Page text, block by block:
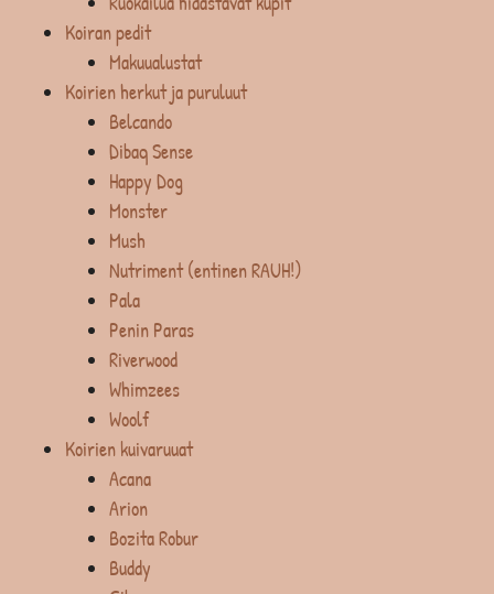
Koiran pedit
Makuualustat
Koirien herkut ja puruluut
Belcando
Dibaq Sense
Happy Dog
Monster
Mush
Nutriment (entinen RAUH!)
Pala
Penin Paras
Riverwood
Whimzees
Woolf
Koirien kuivaruuat
Acana
Arion
Bozita Robur
Buddy